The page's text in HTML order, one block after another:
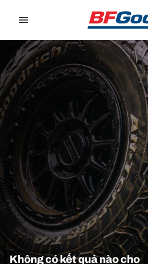
Không có kết quả nào cho